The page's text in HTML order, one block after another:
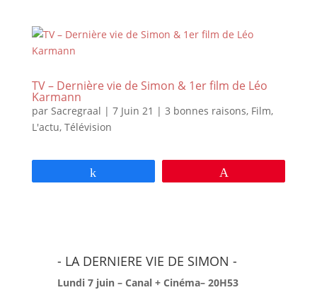
TV – Dernière vie de Simon & 1er film de Léo
Karmann
par Sacregraal | 7 Juin 21 | 3 bonnes raisons, Film,
L'actu, Télévision
- LA DERNIERE VIE DE SIMON -
Lundi 7 juin – Canal + Cinéma– 20H53